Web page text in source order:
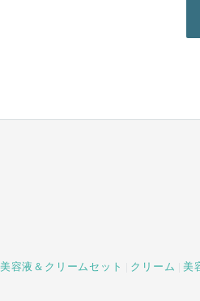
美容液＆クリームセット クリーム 美